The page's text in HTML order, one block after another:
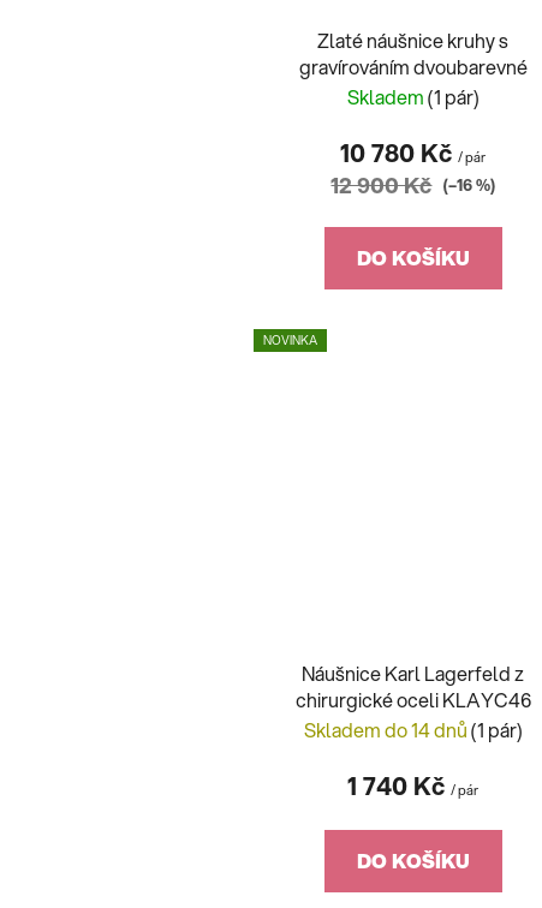
Zlaté náušnice kruhy s
gravírováním dvoubarevné
Skladem(1 pár)
10 780 Kč/ pár
12 900 Kč (–16 %)
DO KOŠÍKU
NOVINKA
Náušnice Karl Lagerfeld z
chirurgické oceli KLAYC46
Skladem do 14 dnů(1 pár)
1 740 Kč/ pár
DO KOŠÍKU